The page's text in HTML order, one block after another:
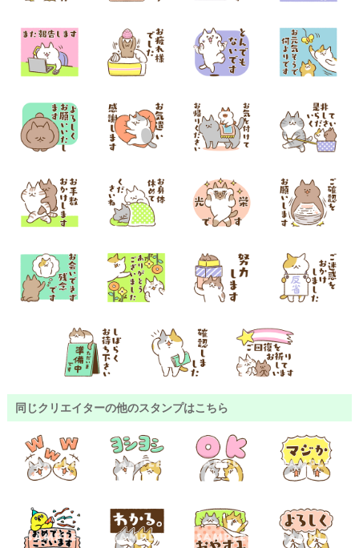
同じクリエイターの他のスタンプはこちら